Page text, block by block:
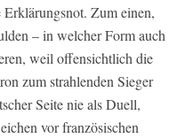
Zum einen,
– in welcher Form auch
weil offensichtlich die
zum strahlenden Sieger
Seite nie als Duell,
vor französischen